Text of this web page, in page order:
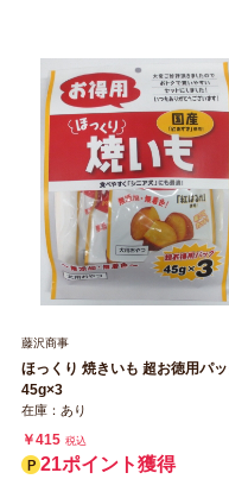
藤沢商事
ほっくり 焼きいも 超お徳用パ
45g×3
在庫：あり
￥415 税込
21ポイント獲得